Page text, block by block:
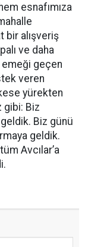
esnafımıza
bir alışveriş
ve daha
geçen
veren
yürekten
gibi: Biz
Biz günü
geldik.
Avcılar’a